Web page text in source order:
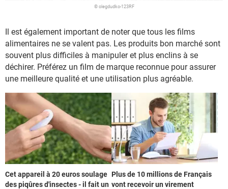
© olegdudko-123RF
Il est également important de noter que tous les films
alimentaires ne se valent pas. Les produits bon marché sont
souvent plus difficiles à manipuler et plus enclins à se
déchirer. Préférez un film de marque reconnue pour assurer
une meilleure qualité et une utilisation plus agréable.
Cet appareil à 20 euros soulage
des piqûres d'insectes - il fait un
Plus de 10 millions de Français
vont recevoir un virement